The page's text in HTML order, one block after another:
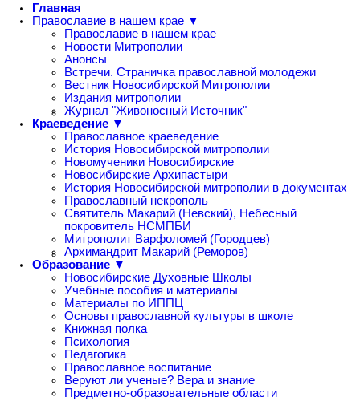
Главная
Православие в нашем крае ▼
Православие в нашем крае
Новости Митрополии
Анонсы
Встречи. Страничка православной молодежи
Вестник Новосибирской Митрополии
Издания митрополии
Журнал "Живоносный Источник"
Краеведение ▼
Православное краеведение
История Новосибирской митрополии
Новомученики Новосибирские
Новосибирские Архипастыри
История Новосибирской митрополии в документах
Православный некрополь
Святитель Макарий (Невский), Небесный
покровитель НСМПБИ
Митрополит Варфоломей (Городцев)
Архимандрит Макарий (Реморов)
Образование ▼
Новосибирские Духовные Школы
Учебные пособия и материалы
Материалы по ИППЦ
Основы православной культуры в школе
Книжная полка
Психология
Педагогика
Православное воспитание
Веруют ли ученые? Вера и знание
Предметно-образовательные области